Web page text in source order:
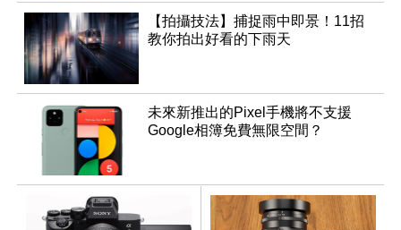
【拍攝技法】捕捉雨中即景！11招
教你拍出好看的下雨天
未來新推出的Pixel手機將不支援
Google相簿免費無限空間？